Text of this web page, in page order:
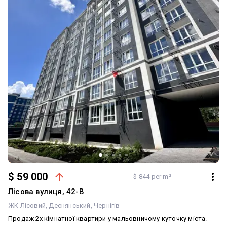
комфортного життя. Квартира стане чудовим варіантом як для
власного проживання, так і для інвестиції під оренду.
Телефонуйте — організую показ у зручний для Вас час.
$ 59 000 $ 844 per m²
Лісова вулиця, 42-В
ЖК Лісовий Деснянський Чернігів
Продаж 2х кімнатної квартири у мальовничому куточку міста.